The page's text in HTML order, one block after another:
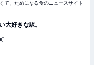
て、ためになる食のニュースサイト
大好きな駅。